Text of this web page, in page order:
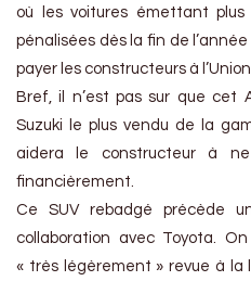
où les voitures émettant
pénalisées dès la fin de
payer les constructeurs à
Bref, il n’est pas sur que cet
Suzuki le plus vendu de la
aidera le constructeur à
financièrement.
Ce SUV rebadgé précède
collaboration avec Toyota.
« très légèrement » revue à la